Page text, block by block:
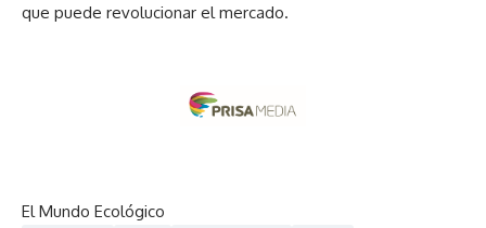
que puede revolucionar el mercado.
El Mundo Ecológico